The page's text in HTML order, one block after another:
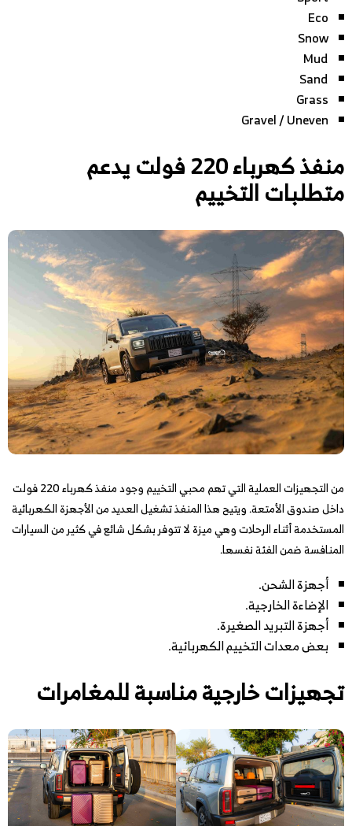
Eco
Snow
Mud
Sand
Grass
Gravel / Uneven
منفذ كهرباء 220 فولت يدعم
متطلبات التخييم
من التجهيزات العملية التي تهم محبي التخييم وجود منفذ كهرباء 220 فولت
داخل صندوق الأمتعة. ويتيح هذا المنفذ تشغيل العديد من الأجهزة الكهربائية
المستخدمة أثناء الرحلات وهي ميزة لا تتوفر بشكل شائع في كثير من السيارات
المنافسة ضمن الفئة نفسها.
أجهزة الشحن.
الإضاءة الخارجية.
أجهزة التبريد الصغيرة.
بعض معدات التخييم الكهربائية.
تجهيزات خارجية مناسبة للمغامرات